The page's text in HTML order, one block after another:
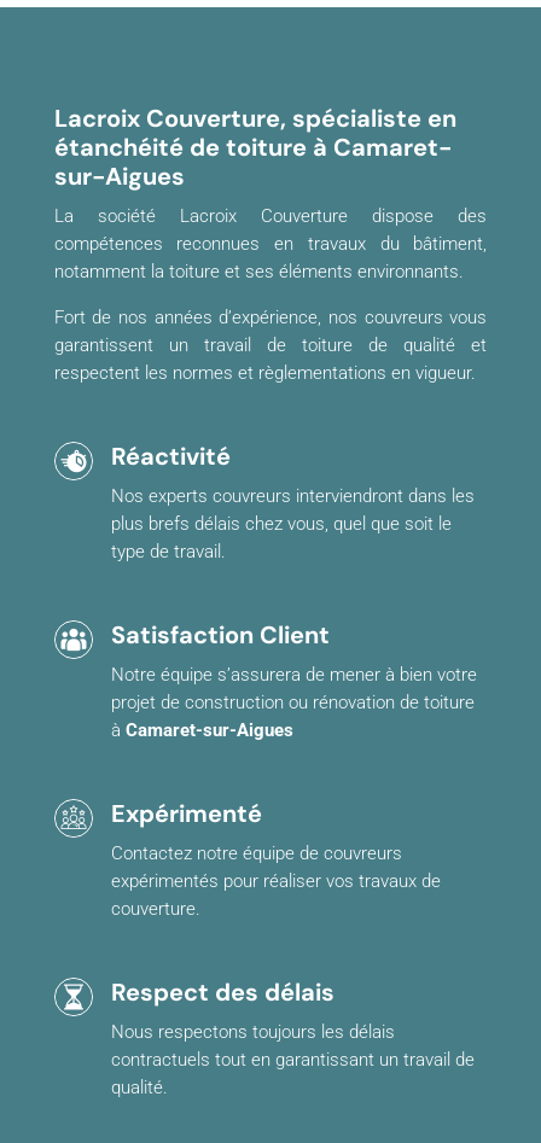
Lacroix Couverture, spécialiste en
étanchéité de toiture à Camaret-
sur-Aigues
La société Lacroix Couverture dispose des
compétences reconnues en travaux du bâtiment,
notamment la toiture et ses éléments environnants.
Fort de nos années d’expérience, nos couvreurs vous
garantissent un travail de toiture de qualité et
respectent les normes et règlementations en vigueur.
Réactivité
Nos experts couvreurs interviendront dans les
plus brefs délais chez vous, quel que soit le
type de travail.
Satisfaction Client
Notre équipe s’assurera de mener à bien votre
projet de construction ou rénovation de toiture
à Camaret-sur-Aigues
Expérimenté
Contactez notre équipe de couvreurs
expérimentés pour réaliser vos travaux de
couverture.
Respect des délais
Nous respectons toujours les délais
contractuels tout en garantissant un travail de
qualité.